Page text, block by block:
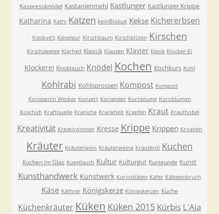
Kaspressknödel Kastanienmehl Kastlunger Kastlunger Krippe
Katharina Kathi Katzen keinBiskuit Kekse Kichererbsen
Kiesbye's Kieselgur Kirschbaum Kirschblüten Kirschen
Kirschzweige Klarheit Klassik Klausen Klavier Klenk Klocker-Ei
Klockerei Knoblauch Knödel Kochen Kochkurs Kohl
Kohlrabi Kohlsprossen Kompost Kompott
Konstantin Wecker Konzert Koriander Kornblume Kornblumen
Koschuh Kraftquelle Kraniche Krankheit Krapfen Kraut Krauthobel
Kreativität Kreativzimmer Kresse Krippe Krippen Kroatien
Kräuter Kräuterwein Kräuterweine Kräuteröl Kuchen
Kuchen im Glas Kugellauch Kultur Kulturgut Kunigunde Kunst
Kunsthandwerk Kunstwerk Kuriositäten Käfer Kälteeinbruch
Käse Käthrer Königskerze Königskerzen Küche
Küchenkräuter Küken Küken 2015 Kürbis L'Aia